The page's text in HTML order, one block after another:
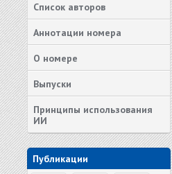
Список авторов
Аннотации номера
О номере
Выпуски
Принципы использования
ИИ
Публикации